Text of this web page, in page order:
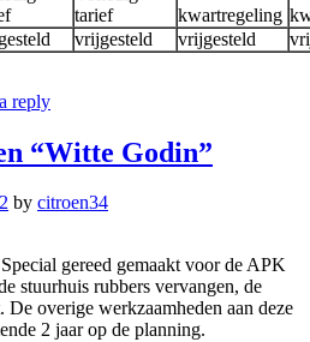
tarief
kwartregeling
vrijgesteld vrijgesteld
reply
“Witte Godin”
by citroen34
gereed gemaakt voor de APK
stuurhuis rubbers vervangen, de
De overige werkzaamheden aan deze
2 jaar op de planning.